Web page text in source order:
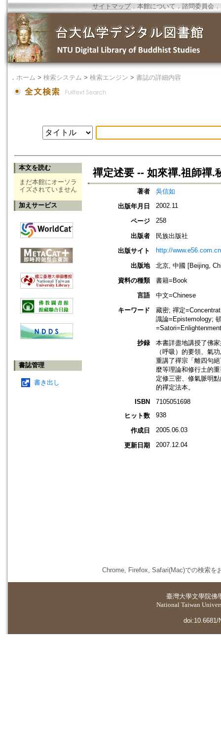
サイトマップ．本館について ． 諮問委員会 ．
． ホーム > 検索システム > 検索エンジン > 書誌の詳細内容
本文を読む
まだ本館にオーソラ
イズされていません
加えサービス
書誌管理
書き出し
禪定述要 -- 如來禪.祖師禪.
著者
吳信如
出版年月日
2002.11
ページ 258
出版者
民族出版社
出版サイト
http://
出版地
北京, 中國 [Beijing,
資料の種類
書籍=Book
言語
中文=Chinese
キーワード
藏密; 禪定
識論=Epistemology;
抄録
本書詳盡地講授了佛
（呼吸）的要領、氣
重講了禪宗「離四句
麼等理論和修行土的
定修三密、修氣脈明
的禪定法本。
ISBN
7105051698
ヒット数
938
作成日 2005.06.03
更新日期 2007.12.04
Chrome, Firefox, Safari(Mac)での検索を
臺灣大學文學院佛
National Taiwan
doi:10.6681/